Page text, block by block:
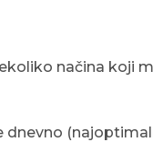
načina koji